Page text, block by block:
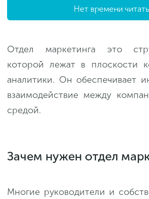
Нет времени
Отдел маркетинга это
которой лежат в плоскости
аналитики. Он обеспечивает
взаимодействие между
средой.
Зачем нужен отдел
Многие руководители и